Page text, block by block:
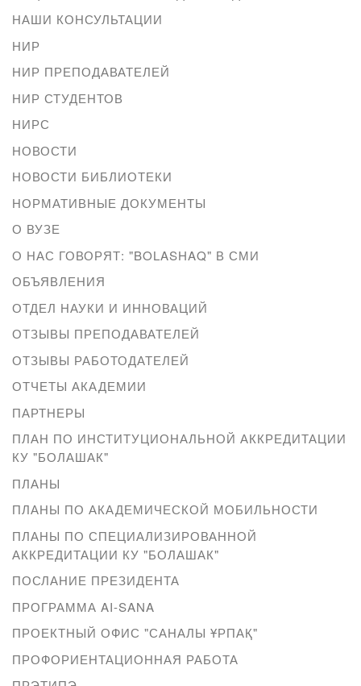
НАШИ КОНСУЛЬТАЦИИ
НИР
НИР ПРЕПОДАВАТЕЛЕЙ
НИР СТУДЕНТОВ
НИРС
НОВОСТИ
НОВОСТИ БИБЛИОТЕКИ
НОРМАТИВНЫЕ ДОКУМЕНТЫ
О ВУЗЕ
О НАС ГОВОРЯТ: "BOLASHAQ" В СМИ
ОБЪЯВЛЕНИЯ
ОТДЕЛ НАУКИ И ИННОВАЦИЙ
ОТЗЫВЫ ПРЕПОДАВАТЕЛЕЙ
ОТЗЫВЫ РАБОТОДАТЕЛЕЙ
ОТЧЕТЫ АКАДЕМИИ
ПАРТНЕРЫ
ПЛАН ПО ИНСТИТУЦИОНАЛЬНОЙ АККРЕДИТАЦИИ
КУ "БОЛАШАК"
ПЛАНЫ
ПЛАНЫ ПО АКАДЕМИЧЕСКОЙ МОБИЛЬНОСТИ
ПЛАНЫ ПО СПЕЦИАЛИЗИРОВАННОЙ
АККРЕДИТАЦИИ КУ "БОЛАШАК"
ПОСЛАНИЕ ПРЕЗИДЕНТА
ПРОГРАММА AI-SANA
ПРОЕКТНЫЙ ОФИС "САНАЛЫ ҰРПАҚ"
ПРОФОРИЕНТАЦИОННАЯ РАБОТА